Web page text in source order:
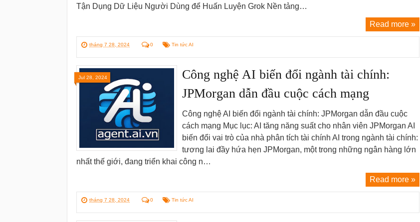
Tận Dụng Dữ Liệu Người Dùng để Huấn Luyện Grok Nền tảng…
Read more »
tháng 7 28, 2024 0 Tin tức AI
Công nghệ AI biến đổi ngành tài chính:
JPMorgan dẫn đầu cuộc cách mạng
Công nghệ AI biến đổi ngành tài chính: JPMorgan dẫn đầu cuộc
cách mạng Mục lục: AI tăng năng suất cho nhân viên JPMorgan AI
biến đổi vai trò của nhà phân tích tài chính AI trong ngành tài chính:
tương lai đầy hứa hẹn JPMorgan, một trong những ngân hàng lớn
nhất thế giới, đang triển khai công n…
Read more »
tháng 7 28, 2024 0 Tin tức AI
Jul 28, 2024